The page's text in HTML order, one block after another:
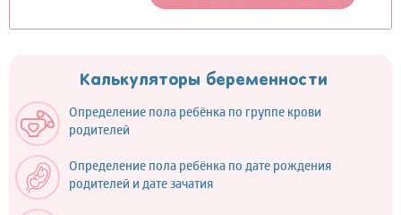
Калькуляторы беременности
Определение пола ребёнка по группе крови
родителей
Определение пола ребёнка по дате рождения
родителей и дате зачатия